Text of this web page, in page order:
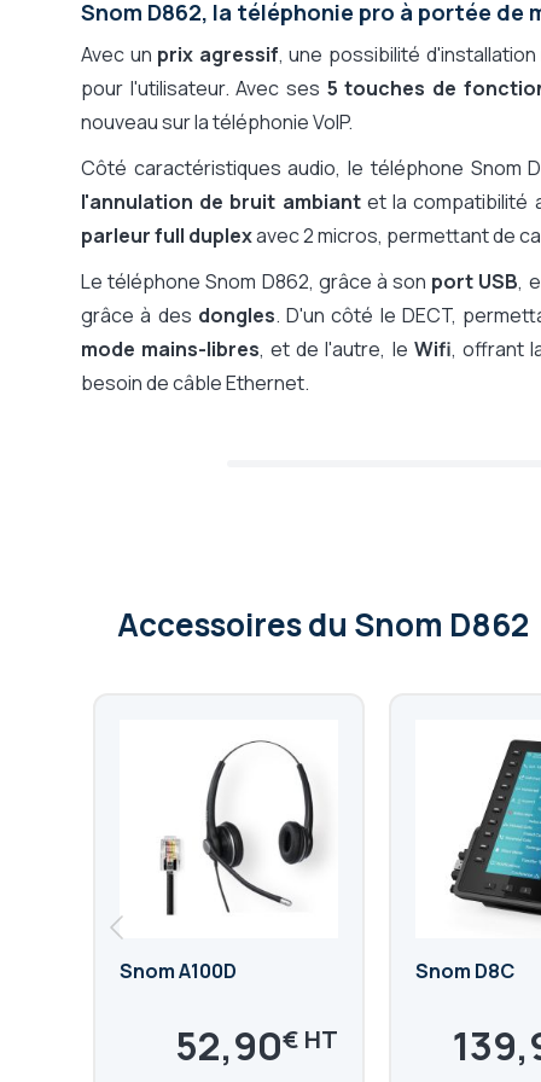
Snom D862, la téléphonie pro à portée de
Avec un prix agressif, une possibilité
pour l'utilisateur. Avec ses 5 touches de
nouveau sur la téléphonie VoIP.
Côté caractéristiques audio, le téléphone Snom
l'annulation de bruit ambiantet la compatibilité
parleur full duplexavec 2 micros, permettant de
Le téléphone Snom D862, grâce à son port USB,
grâce à des dongles. D'un côté le DECT,
mode mains-libres, et de l'autre, le Wifi, offrant
besoin de câble Ethernet.
Accessoiresdu Snom D862
Snom A100D
52,90€
63,48
Snom D8C
€